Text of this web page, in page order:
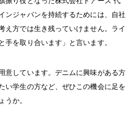
ンジャパンを持続するためには、自社
え方では生き残っていけません。ライ
手を取り合います」と言います。
意しています。デニムに興味がある方
い学生の方など、ぜひこの機会に足を
か。